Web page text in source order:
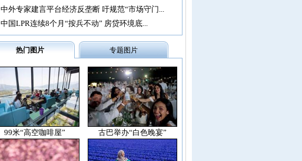
中外专家建言平台经济反垄断 吁规范“市场守门...
中国LPR连续8个月“按兵不动” 房贷环境底...
热门图片 专题图片
99米“高空咖啡屋” 古巴举办“白色晚宴”